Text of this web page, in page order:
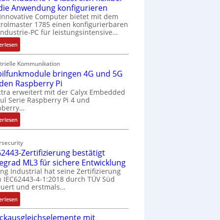
Anwendung konfigurieren
Computer bietet mit dem
1785 einen konfigurierbaren
PC für leistungsintensive…
:
1
9
-
Z
o
l
l
-
I
d
u
s
t
r
i
e
Kommunikation
bringen 4G und 5G
Raspberry Pi
erweitert mit der Calyx Embedded
Serie Raspberry Pi 4 und
:
M
b
i
l
f
u
n
k
Zertifizierung bestätigt
ML3 für sichere Entwicklung
Industrial hat seine Zertifizierung
IEC62443-4-1:2018 durch TÜV Süd
und erstmals…
:
I
E
mit